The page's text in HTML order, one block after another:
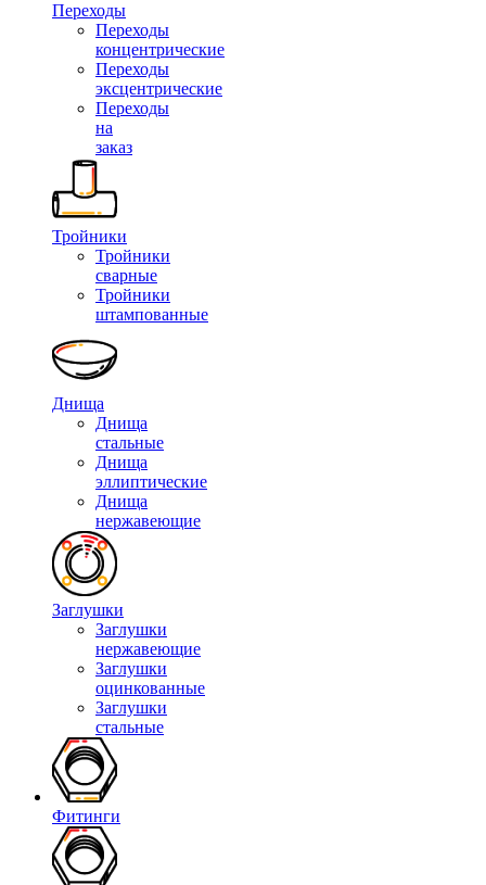
Переходы
Переходы
концентрические
Переходы
эксцентрические
Переходы
на
заказ
Тройники
Тройники
сварные
Тройники
штампованные
Днища
Днища
стальные
Днища
эллиптические
Днища
нержавеющие
Заглушки
Заглушки
нержавеющие
Заглушки
оцинкованные
Заглушки
стальные
Фитинги